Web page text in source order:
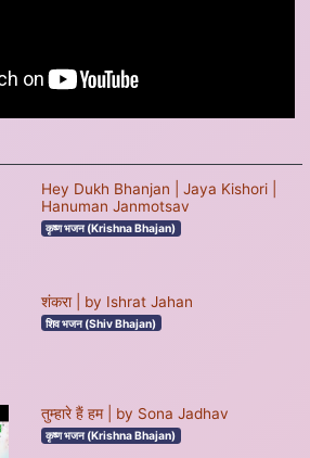
Hey Dukh Bhanjan | Jaya Kishori |
Hanuman Janmotsav
कृष्ण भजन (Krishna Bhajan)
शंकरा | by Ishrat Jahan
शिव भजन (Shiv Bhajan)
तुम्हारे हैं हम | by Sona Jadhav
कृष्ण भजन (Krishna Bhajan)